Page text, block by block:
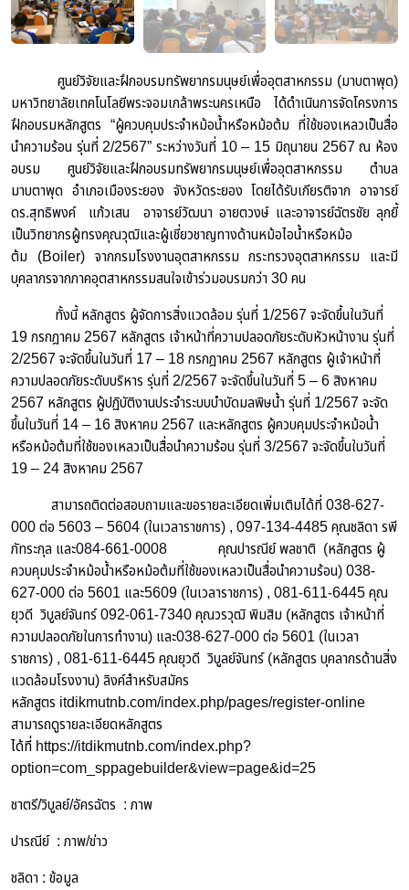
ศูนย์วิจัยและฝึกอบรมทรัพยากรมนุษย์เพื่ออุตสาหกรรม (มาบตาพุด)
มหาวิทยาลัยเทคโนโลยีพระจอมเกล้าพระนครเหนือ ได้ดำเนินการจัดโครงการ
ฝึกอบรมหลักสูตร “ผู้ควบคุมประจำหม้อน้ำหรือหม้อต้ม ที่ใช้ของเหลวเป็นสื่อ
นำความร้อน รุ่นที่ 2/2567” ระหว่างวันที่ 10 – 15 มิถุนายน 2567 ณ ห้อง
อบรม ศูนย์วิจัยและฝึกอบรมทรัพยากรมนุษย์เพื่ออุตสาหกรรม ตำบล
มาบตาพุด อำเภอเมืองระยอง จังหวัดระยอง โดยได้รับเกียรติจาก อาจารย์
ดร.สุทธิพงค์ แก้วเสน อาจารย์วัฒนา อายตวงษ์ และอาจารย์ฉัตรชัย ลุกยี้
เป็นวิทยากรผู้ทรงคุณวุฒิและผู้เชี่ยวชาญทางด้านหม้อไอน้ำหรือหม้อ
ต้ม (Boiler) จากกรมโรงงานอุตสาหกรรม กระทรวงอุตสาหกรรม และมี
บุคลากรจากภาคอุตสาหกรรมสนใจเข้าร่วมอบรมกว่า 30 คน
ทั้งนี้ หลักสูตร ผู้จัดการสิ่งแวดล้อม รุ่นที่ 1/2567 จะจัดขึ้นในวันที่
19 กรกฎาคม 2567 หลักสูตร เจ้าหน้าที่ความปลอดภัยระดับหัวหน้างาน รุ่นที่
2/2567 จะจัดขึ้นในวันที่ 17 – 18 กรกฎาคม 2567 หลักสูตร ผู้เจ้าหน้าที่
ความปลอดภัยระดับบริหาร รุ่นที่ 2/2567 จะจัดขึ้นในวันที่ 5 – 6 สิงหาคม
2567 หลักสูตร ผู้ปฏิบัติงานประจำระบบบำบัดมลพิษน้ำ รุ่นที่ 1/2567 จะจัด
ขึ้นในวันที่ 14 – 16 สิงหาคม 2567 และหลักสูตร ผู้ควบคุมประจำหม้อน้ำ
หรือหม้อต้มที่ใช้ของเหลวเป็นสื่อนำความร้อน รุ่นที่ 3/2567 จะจัดขึ้นในวันที่
19 – 24 สิงหาคม 2567
สามารถติดต่อสอบถามและขอรายละเอียดเพิ่มเติมได้ที่ 038-627-
000 ต่อ 5603 – 5604 (ในเวลาราชการ) , 097-134-4485 คุณชลิดา รพี
ภัทระกุล และ084-661-0008 คุณปารณีย์ พลชาติ (หลักสูตร ผู้
ควบคุมประจำหม้อน้ำหรือหม้อต้มที่ใช้ของเหลวเป็นสื่อนำความร้อน) 038-
627-000 ต่อ 5601 และ5609 (ในเวลาราชการ) , 081-611-6445 คุณ
ยุวดี วิบูลย์จันทร์ 092-061-7340 คุณวรวุฒิ พิมสิม (หลักสูตร เจ้าหน้าที่
ความปลอดภัยในการทำงาน) และ038-627-000 ต่อ 5601 (ในเวลา
ราชการ) , 081-611-6445 คุณยุวดี วิบูลย์จันทร์ (หลักสูตร บุคลากรด้านสิ่ง
แวดล้อมโรงงาน) ลิงค์สำหรับสมัคร
หลักสูตร itdikmutnb.com/index.php/pages/register-online
สามารถดูรายละเอียดหลักสูตร
ได้ที่ https://itdikmutnb.com/index.php?
option=com_sppagebuilder&view=page&id=25
ชาตรี/วิบูลย์/อัครฉัตร : ภาพ
ปารณีย์ : ภาพ/ข่าว
ชลิดา : ข้อมูล